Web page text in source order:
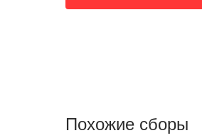
Похожие сборы